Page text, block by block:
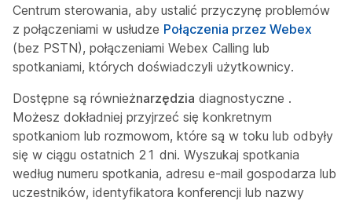
Centrum sterowania, aby ustalić przyczynę problemów
z połączeniami w usłudze Połączenia przez Webex
(bez PSTN), połączeniami Webex Calling lub
spotkaniami, których doświadczyli użytkownicy.
Dostępne są równieżnarzędzia diagnostyczne .
Możesz dokładniej przyjrzeć się konkretnym
spotkaniom lub rozmowom, które są w toku lub odbyły
się w ciągu ostatnich 21 dni. Wyszukaj spotkania
według numeru spotkania, adresu e-mail gospodarza lub
uczestników, identyfikatora konferencji lub nazwy